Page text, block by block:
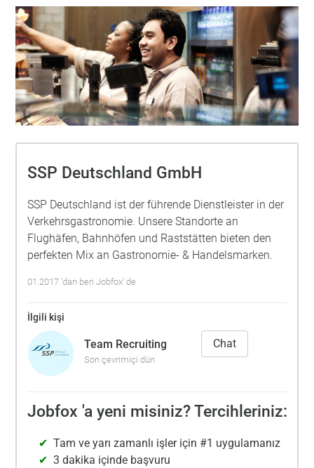
SSP Deutschland GmbH
SSP Deutschland ist der führende Dienstleister in der
Verkehrsgastronomie. Unsere Standorte an
Flughäfen, Bahnhöfen und Raststätten bieten den
perfekten Mix an Gastronomie- & Handelsmarken.
01.2017 'dan beri Jobfox' de
İlgili kişi
Team Recruiting
Son çevrimiçi dün
Chat
Jobfox 'a yeni misiniz? Tercihleriniz:
Tam ve yarı zamanlı işler için #1 uygulamanız
3 dakika içinde başvuru